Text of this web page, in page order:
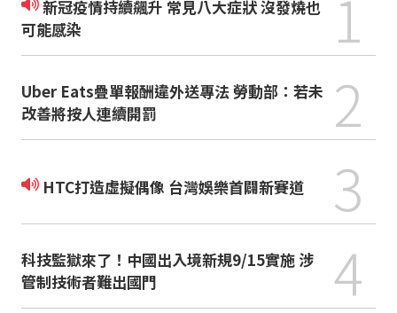
新冠疫情持續飆升 常見八大症狀 沒發燒也
可能感染
1
Uber Eats疊單報酬違外送專法 勞動部：若未
改善將按人連續開罰
2
HTC打造虛擬偶像 台灣娛樂首闢新賽道 3
科技監獄來了！中國出入境新規9/15實施 涉
管制技術者難出國門
4